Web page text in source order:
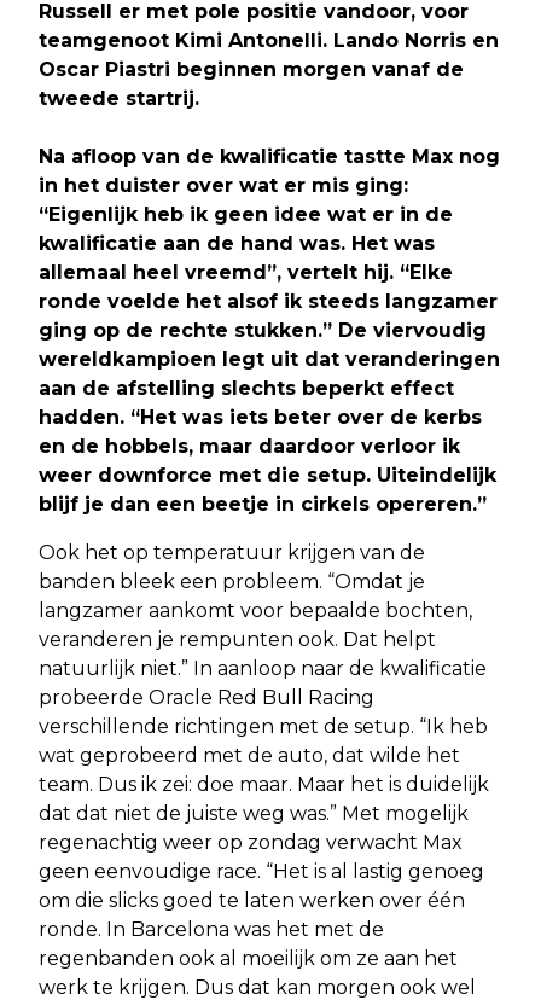
Russell er met pole positie vandoor, voor
teamgenoot Kimi Antonelli. Lando Norris en
Oscar Piastri beginnen morgen vanaf de
tweede startrij.
Na afloop van de kwalificatie tastte Max nog
in het duister over wat er mis ging:
“Eigenlijk heb ik geen idee wat er in de
kwalificatie aan de hand was. Het was
allemaal heel vreemd”, vertelt hij. “Elke
ronde voelde het alsof ik steeds langzamer
ging op de rechte stukken.” De viervoudig
wereldkampioen legt uit dat veranderingen
aan de afstelling slechts beperkt effect
hadden. “Het was iets beter over de kerbs
en de hobbels, maar daardoor verloor ik
weer downforce met die setup. Uiteindelijk
blijf je dan een beetje in cirkels opereren.”
Ook het op temperatuur krijgen van de
banden bleek een probleem. “Omdat je
langzamer aankomt voor bepaalde bochten,
veranderen je rempunten ook. Dat helpt
natuurlijk niet.” In aanloop naar de kwalificatie
probeerde Oracle Red Bull Racing
verschillende richtingen met de setup. “Ik heb
wat geprobeerd met de auto, dat wilde het
team. Dus ik zei: doe maar. Maar het is duidelijk
dat dat niet de juiste weg was.” Met mogelijk
regenachtig weer op zondag verwacht Max
geen eenvoudige race. “Het is al lastig genoeg
om die slicks goed te laten werken over één
ronde. In Barcelona was het met de
regenbanden ook al moeilijk om ze aan het
werk te krijgen. Dus dat kan morgen ook wel